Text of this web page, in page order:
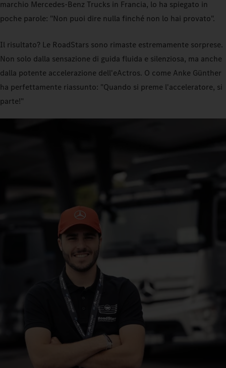
marchio Mercedes-Benz Trucks in Francia, lo ha spiegato in
poche parole: "Non puoi dire nulla finché non lo hai provato".
Il risultato? Le RoadStars sono rimaste estremamente sorprese.
Non solo dalla sensazione di guida fluida e silenziosa, ma anche
dalla potente accelerazione dell'eActros. O come Anke Günther
ha perfettamente riassunto: "Quando si preme l'acceleratore, si
parte!"